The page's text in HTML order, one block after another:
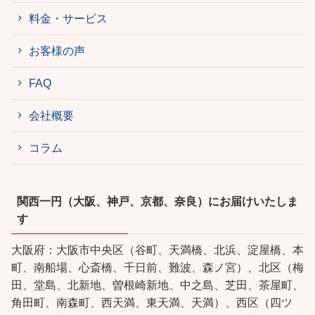
料金・サービス
お客様の声
FAQ
会社概要
コラム
関西一円（大阪、神戸、京都、奈良）にお届けいたしま
す
大阪府：大阪市中央区（谷町、天満橋、北浜、淀屋橋、本
町、南船場、心斎橋、千日前、難波、森ノ宮）、北区（梅
田、堂島、北新地、曽根崎新地、中之島、芝田、茶屋町、
角田町、南森町、西天満、東天満、天満）、西区（四ツ